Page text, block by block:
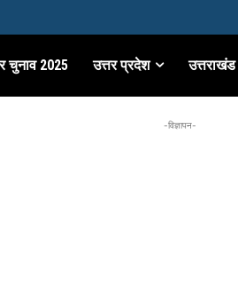
चुनाव 2025 उत्तर प्रदेश उत्तराखंड
-विज्ञापन-